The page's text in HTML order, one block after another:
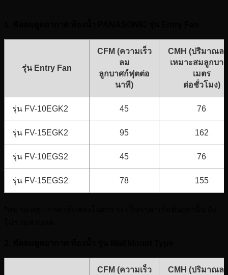
รุ่น Entry Fan
CFM (ความเร็ว
ลม
ลูกบาศก์ฟุตต่อ
นาที)
CMH (ปริมาณล
เหมาะสมลูกบา
เมตร
ต่อชั่วโมง)
รุ่น FV-10EGK2 45 76
รุ่น FV-15EGK2 95 162
รุ่น FV-10EGS2 45 76
รุ่น FV-15EGS2 78 155
CFM (ความเร็ว
CMH (ปริมาณล